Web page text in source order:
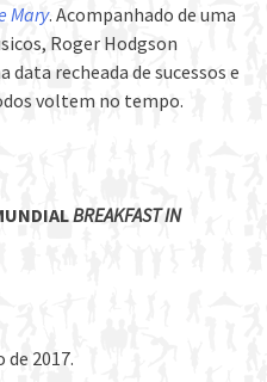
Mary. Acompanhado de uma
Roger Hodgson
recheada de sucessos e
voltem no tempo.
BREAKFAST IN
2017.